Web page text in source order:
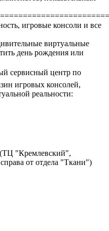
игровые консоли и все
виртуальные
день рождения или
сервисный центр по
игровых консолей,
реальности:
"Кремлевский",
от отдела "Ткани")